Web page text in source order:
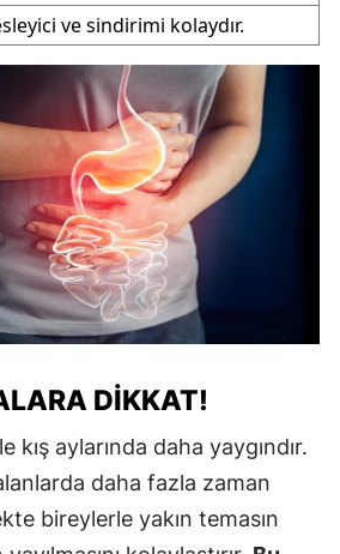
ve sindirimi kolaydır.
DIKKAT!
kış aylarında daha yaygındır.
daha fazla zaman
bireylerle yakın temasın